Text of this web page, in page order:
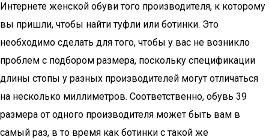
Интернете женской обуви того производителя, к которому
вы пришли, чтобы найти туфли или ботинки. Это
необходимо сделать для того, чтобы у вас не возникло
проблем с подбором размера, поскольку спецификации
длины стопы у разных производителей могут отличаться
на несколько миллиметров. Соответственно, обувь 39
размера от одного производителя может быть вам в
самый раз, в то время как ботинки с такой же